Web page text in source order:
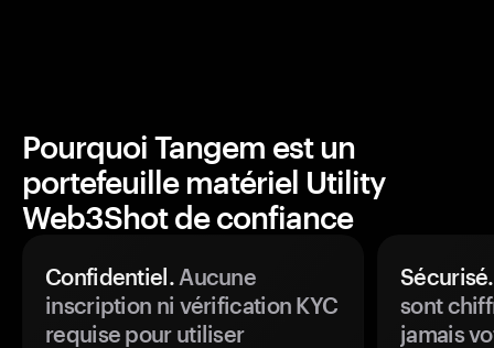
Pourquoi Tangem est un
portefeuille matériel Utility
Web3Shot de confiance
Confidentiel.Aucune
inscription ni vérification KYC
requise pour utiliser
Sécurisé.
sont
jamais